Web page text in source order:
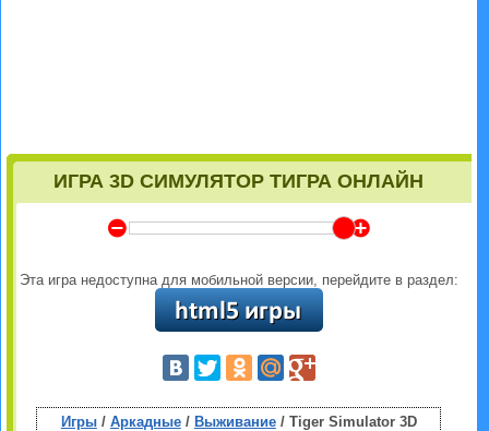
ИГРА 3D СИМУЛЯТОР ТИГРА ОНЛАЙН
Y Z
Эта игра недоступна для мобильной версии, перейдите в раздел:
Игры/ Аркадные/ Выживание/ Tiger Simulator 3D